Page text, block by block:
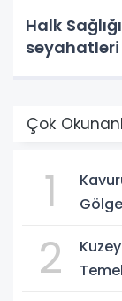
Halk
seyahatleri
Çok
1
2